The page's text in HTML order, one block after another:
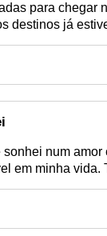
para chegar
destinos já
num
em minha vida.